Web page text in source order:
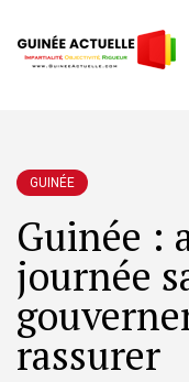
GUINÉE
Guinée :
journée
rassurer